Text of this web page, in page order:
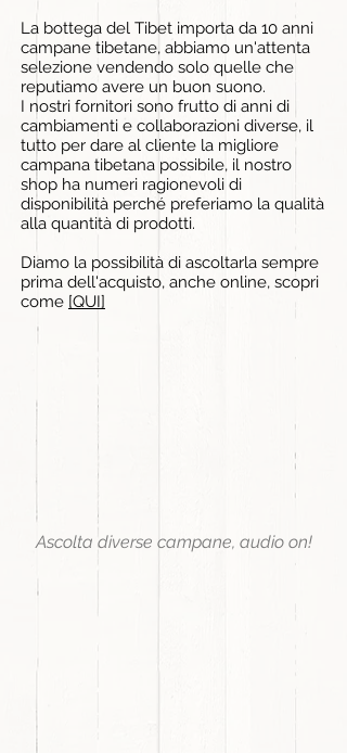
La bottega del Tibet importa da 10 anni
campane tibetane, abbiamo un'attenta
selezione vendendo solo quelle che
reputiamo avere un buon suono.
I nostri fornitori sono frutto di anni di
cambiamenti e collaborazioni diverse, il
tutto per dare al cliente la migliore
campana tibetana possibile, il nostro
shop ha numeri ragionevoli di
disponibilità perché preferiamo la qualità
alla quantità di prodotti.
Diamo la possibilità di ascoltarla sempre
prima dell'acquisto, anche online, scopri
come [QUI]
Ascolta diverse campane, audio on!